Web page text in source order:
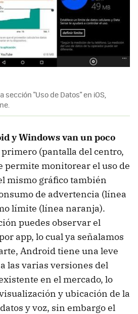
"Uso de Datos" en iOS,
y Windows van un poco
primero (pantalla del centro,
permite monitorear el uso de
mismo gráfico también
de advertencia (línea
límite (línea naranja).
puedes observar el
app, lo cual ya señalamos
Android tiene una leve
las varias versiones del
en el mercado, lo
y ubicación de la
y voz, sin embargo el